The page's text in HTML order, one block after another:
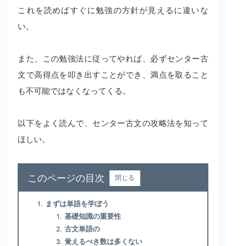
これを読めばすぐに勉強の方針が見えるに違いな
い。
また、この勉強法に従ってやれば、必ずセンター古
文で高得点を叩き出すことができ、満点を取ること
も不可能ではなくなってくる。
以下をよく読んで、センター古文の攻略法を知って
ほしい。
目次 閉じる
まずは単語を学ぼう
基礎知識の重要性
古文単語の
覚えるべき数は多くない